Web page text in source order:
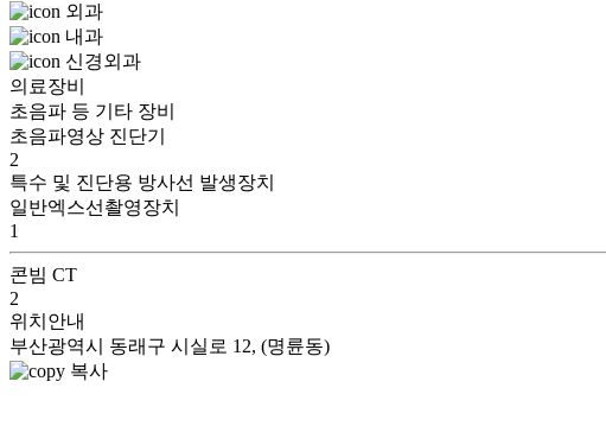
외과
내과
신경외과
의료장비
초음파 등 기타 장비
초음파영상 진단기
2
특수 및 진단용 방사선 발생장치
일반엑스선촬영장치
1
콘빔 CT
2
위치안내
부산광역시 동래구 시실로 12, (명륜동)
복사